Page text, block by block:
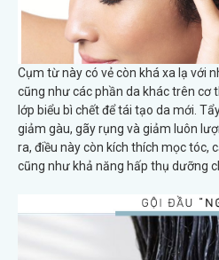
Cụm từ này có vẻ còn khá xa lạ với
cũng như các phần da khác trên cơ
lớp biểu bì chết để tái tạo da mới.
giảm gàu, gãy rụng và giảm luôn
ra, điều này còn kích thích mọc tóc,
cũng như khả năng hấp thụ dưỡng